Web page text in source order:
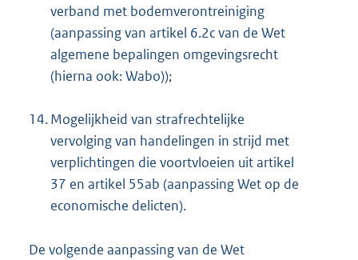
verband met bodemverontreiniging
(aanpassing van artikel 6.2c van de Wet
algemene bepalingen omgevingsrecht
(hierna ook: Wabo));
14.Mogelijkheid van strafrechtelijke
vervolging van handelingen in strijd met
verplichtingen die voortvloeien uit artikel
37 en artikel 55ab (aanpassing Wet op de
economische delicten).
De volgende aanpassing van de Wet